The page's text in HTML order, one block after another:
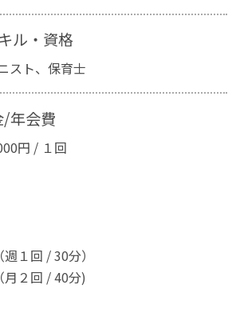
ル・資格
スト、保育士
年会費
円 / １回
１回 / 30分）
２回 / 40分)